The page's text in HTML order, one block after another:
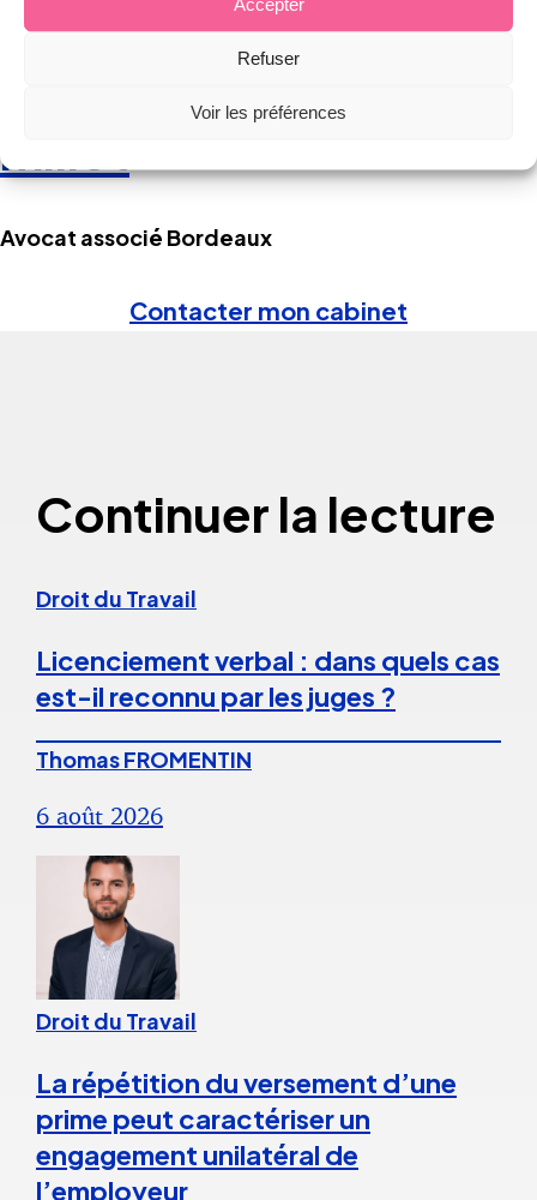
Refuser
Voir les préférences
Sébastien
millet
Avocat associé Bordeaux
Contacter mon cabinet
Continuer la lecture
Droit du Travail
Licenciement verbal : dans quels cas
est-il reconnu par les juges ?
Thomas FROMENTIN
6 août 2026
Droit du Travail
La répétition du versement d’une
prime peut caractériser un
engagement unilatéral de
l’employeur